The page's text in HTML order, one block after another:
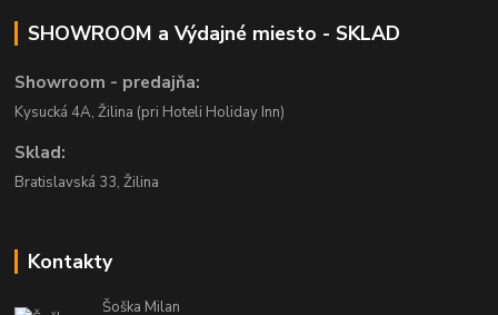
SHOWROOM a Výdajné miesto - SKLAD
Showroom - predajňa:
Kysucká 4A, Žilina (pri Hoteli Holiday Inn)
Sklad:
Bratislavská 33, Žilina
Kontakty
Šoška Milan